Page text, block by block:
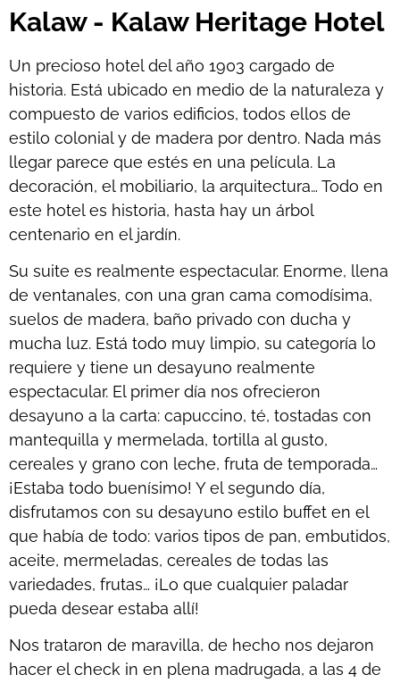
Kalaw - Kalaw Heritage Hotel
Un precioso hotel del año 1903 cargado de
historia. Está ubicado en medio de la naturaleza y
compuesto de varios edificios, todos ellos de
estilo colonial y de madera por dentro. Nada más
llegar parece que estés en una película. La
decoración, el mobiliario, la arquitectura… Todo en
este hotel es historia, hasta hay un árbol
centenario en el jardín.
Su suite es realmente espectacular. Enorme, llena
de ventanales, con una gran cama comodísima,
suelos de madera, baño privado con ducha y
mucha luz. Está todo muy limpio, su categoría lo
requiere y tiene un desayuno realmente
espectacular. El primer día nos ofrecieron
desayuno a la carta: capuccino, té, tostadas con
mantequilla y mermelada, tortilla al gusto,
cereales y grano con leche, fruta de temporada…
¡Estaba todo buenísimo! Y el segundo día,
disfrutamos con su desayuno estilo buffet en el
que había de todo: varios tipos de pan, embutidos,
aceite, mermeladas, cereales de todas las
variedades, frutas… ¡Lo que cualquier paladar
pueda desear estaba allí!
Nos trataron de maravilla, de hecho nos dejaron
hacer el check in en plena madrugada, a las 4 de